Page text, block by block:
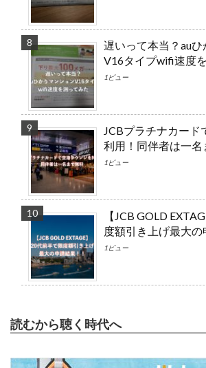
遅いって本当？au
V16タイプwifi速度
1ビュー
JCBプラチナカード
利用！同伴者は一名
1ビュー
【JCB GOLD
度額引き上げ最大の
1ビュー
読むから聴く時代へ